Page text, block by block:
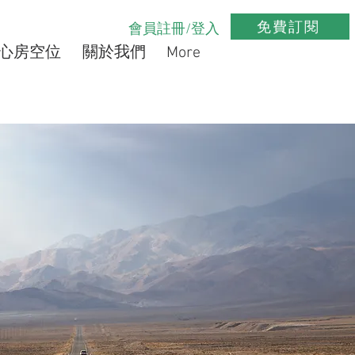
會員註冊/登入 免費訂閱
房空位 關於我們 More